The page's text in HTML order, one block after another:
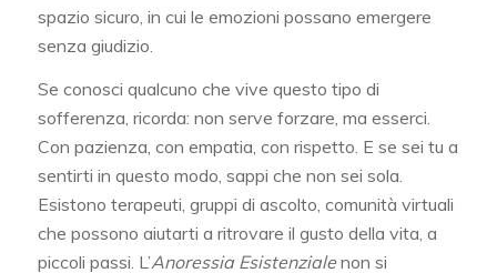
spazio sicuro, in cui le emozioni possano emergere
senza giudizio.
Se conosci qualcuno che vive questo tipo di
sofferenza, ricorda: non serve forzare, ma esserci.
Con pazienza, con empatia, con rispetto. E se sei tu a
sentirti in questo modo, sappi che non sei sola.
Esistono terapeuti, gruppi di ascolto, comunità virtuali
che possono aiutarti a ritrovare il gusto della vita, a
piccoli passi. L’Anoressia Esistenzialenon si